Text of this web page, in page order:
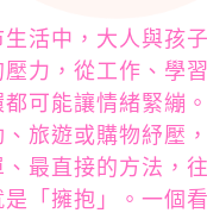
活中，大人與孩
力，從工作、學
都可能讓情緒緊繃
旅遊或購物紓壓
最直接的方法，
「擁抱」。一個